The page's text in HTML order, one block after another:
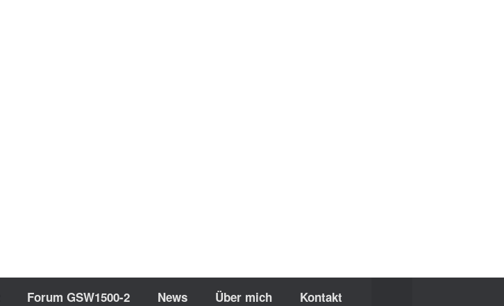
Forum GSW1500-2 News Über mich Kontakt